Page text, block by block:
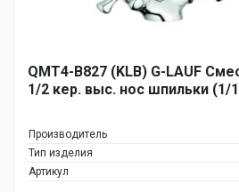
QMT4-B827 (KLB) G-LAUF
1/2 кер. выс. нос шпильки (1/
Производитель
Тип изделия
Артикул